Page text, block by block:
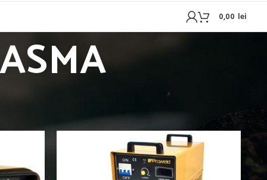
WIGAPARATE DE TRAS TABLA, TINICHIGERIE AUTO
0,00 lei